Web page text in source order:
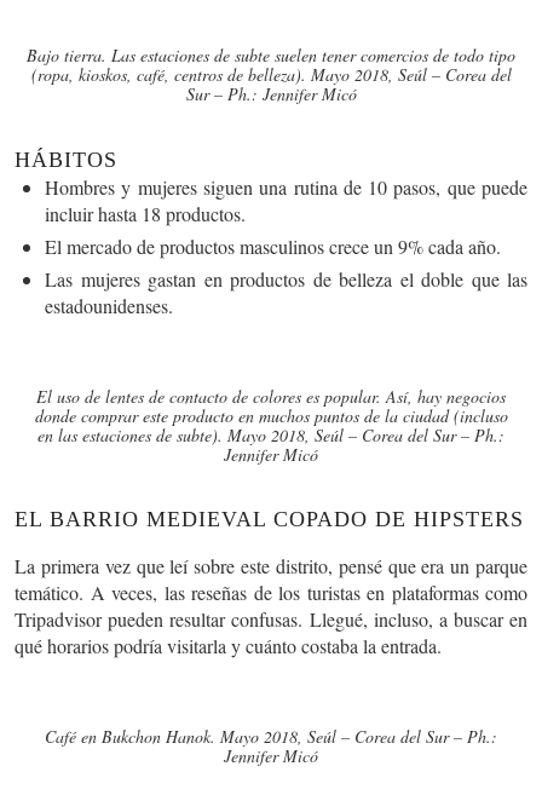
Bajo tierra. Las estaciones de subte suelen tener comercios de todo tipo
(ropa, kioskos, café, centros de belleza). Mayo 2018, Seúl – Corea del
Sur – Ph.: Jennifer Micó
HÁBITOS
Hombres y mujeres siguen una rutina de 10 pasos, que puede
incluir hasta 18 productos.
El mercado de productos masculinos crece un 9% cada año.
Las mujeres gastan en productos de belleza el doble que las
estadounidenses.
El uso de lentes de contacto de colores es popular. Así, hay negocios
donde comprar este producto en muchos puntos de la ciudad (incluso
en las estaciones de subte). Mayo 2018, Seúl – Corea del Sur – Ph.:
Jennifer Micó
EL BARRIO MEDIEVAL COPADO DE HIPSTERS
La primera vez que leí sobre este distrito, pensé que era un parque
temático. A veces, las reseñas de los turistas en plataformas como
Tripadvisor pueden resultar confusas. Llegué, incluso, a buscar en
qué horarios podría visitarla y cuánto costaba la entrada.
Café en Bukchon Hanok. Mayo 2018, Seúl – Corea del Sur – Ph.:
Jennifer Micó